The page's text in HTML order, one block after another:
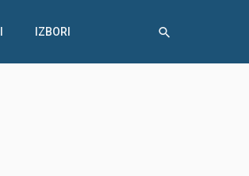
IZBORI